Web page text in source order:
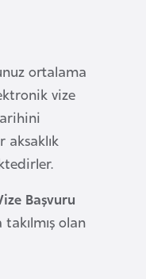
ortalama
vize
Başvuru
olan